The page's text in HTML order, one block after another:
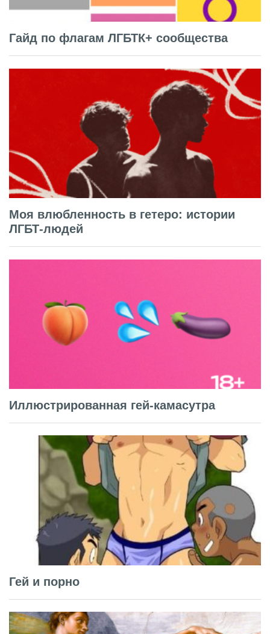
Гайд по флагам ЛГБТК+ сообщества
Моя влюбленность в гетеро: истории
ЛГБТ-людей
Иллюстрированная гей-камасутра
Гей и порно